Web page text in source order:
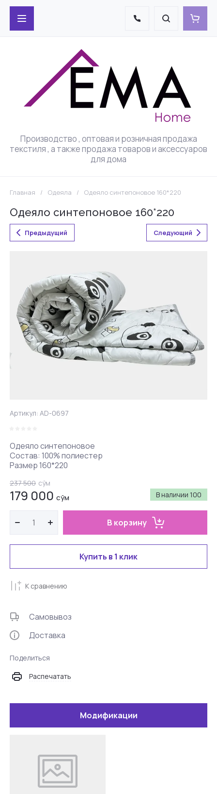
Производство , оптовая и розничная продажа
текстиля , а также продажа товаров и аксессуаров
для дома
Главная / Одеяла / Одеяло синтепоновое 160*220
Одеяло синтепоновое 160*220
Предыдущий Следующий
Артикул: AD-0697
Одеяло синтепоновое
Состав: 100% полиестер
Размер 160*220
В наличии 100
237 500 сўм
179 000 сўм
В корзину
Купить в 1 клик
К сравнению
Самовывоз
Доставка
Поделиться
Распечатать
Модификации